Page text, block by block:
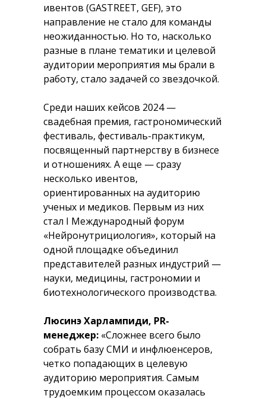
ивентов (GASTREET, GEF), это
направление не стало для команды
неожиданностью. Но то, насколько
разные в плане тематики и целевой
аудитории мероприятия мы брали в
работу, стало задачей со звездочкой.
Среди наших кейсов 2024 —
свадебная премия, гастрономический
фестиваль, фестиваль-практикум,
посвященный партнерству в бизнесе
и отношениях. А еще — сразу
несколько ивентов,
ориентированных на аудиторию
ученых и медиков. Первым из них
стал I Международный форум
«Нейронутрициология», который на
одной площадке объединил
представителей разных индустрий —
науки, медицины, гастрономии и
биотехнологического производства.
Люсинэ Харлампиди, PR-
менеджер: «Сложнее всего было
собрать базу СМИ и инфлюенсеров,
четко попадающих в целевую
аудиторию мероприятия. Самым
трудоемким процессом оказалась